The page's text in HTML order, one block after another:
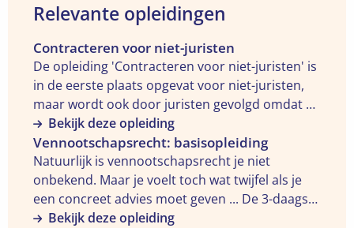
Relevante opleidingen
Contracteren voor niet-juristen
De opleiding 'Contracteren voor niet-juristen' is
in de eerste plaats opgevat voor niet-juristen,
maar wordt ook door juristen gevolgd omdat ze
doorspekt is met praktische tips and trucs. Zijn
jouw commerciële overeenkomsten juridisch
waterdicht? Bent je ingedekt tegen juridische
risico's? Kom er alles over te weten in deze
opleiding.
Bekijk deze opleiding
Bekijk
de
opleiding
"Contracteren
voor
niet-
juristen"
Vennootschapsrecht: basisopleiding
Natuurlijk is vennootschapsrecht je niet
onbekend. Maar je voelt toch wat twijfel als je
een concreet advies moet geven ... De 3-daagse
opleiding 'Vennootschapsrecht: basisopleiding'
Bekijk deze opleiding
Bekijk
de
opleiding
"Vennootschapsrecht:
basisopleiding"